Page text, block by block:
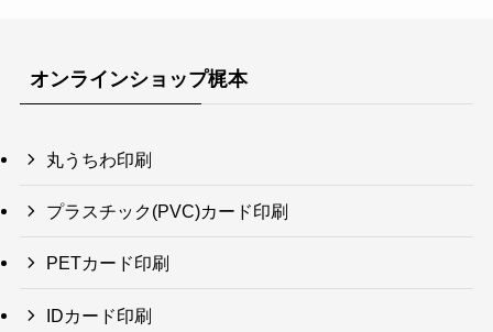
オンラインショップ梶本
丸うちわ印刷
プラスチック(PVC)カード印刷
PETカード印刷
IDカード印刷